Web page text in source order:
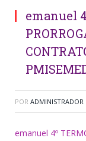
emanuel
POR ADMINISTRADOR
emanuel 4º